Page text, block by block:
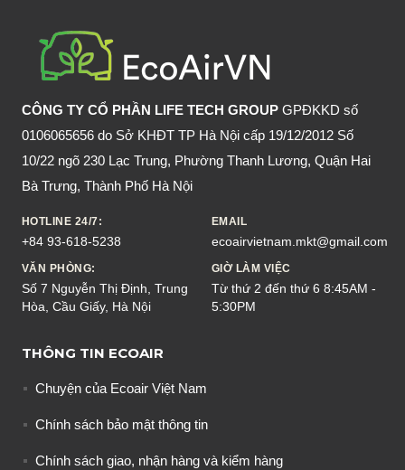
CÔNG TY CỔ PHẦN LIFE TECH GROUP GPĐKKD số
0106065656 do Sở KHĐT TP Hà Nội cấp 19/12/2012 Số
10/22 ngõ 230 Lạc Trung, Phường Thanh Lương, Quận Hai
Bà Trưng, Thành Phố Hà Nội
HOTLINE 24/7:
+84 93-618-5238
EMAIL
ecoairvietnam.mkt@gmail.com
VĂN PHÒNG:
Số 7 Nguyễn Thị Định, Trung
Hòa, Cầu Giấy, Hà Nội
GIỜ LÀM VIỆC
Từ thứ 2 đến thứ 6 8:45AM -
5:30PM
THÔNG TIN ECOAIR
Chuyện của Ecoair Việt Nam
Chính sách bảo mật thông tin
Chính sách giao, nhận hàng và kiểm hàng